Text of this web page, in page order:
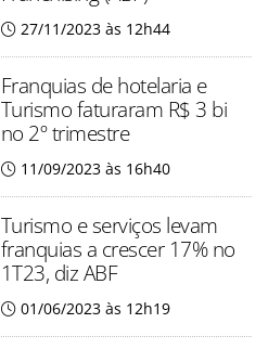
27/11/2023 às 12h44
Franquias de hotelaria e
Turismo faturaram R$ 3 bi
no 2º trimestre
11/09/2023 às 16h40
Turismo e serviços levam
franquias a crescer 17% no
1T23, diz ABF
01/06/2023 às 12h19